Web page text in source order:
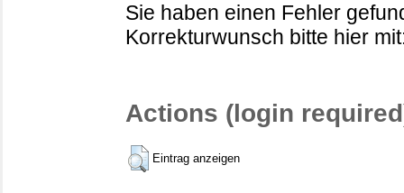
Sie haben einen Fehler
Korrekturwunsch bitte hier
Actions (login
Eintrag anzeigen